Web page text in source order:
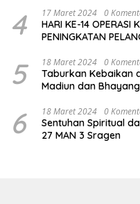
4 17 Maret 2024 0
HARI KE-14 OPERASI
PENINGKATAN
5 18 Maret 2024 0
Taburkan Kebaikan
Madiun dan
6 18 Maret 2024 0
Sentuhan Spiritual
27 MAN 3 Sragen